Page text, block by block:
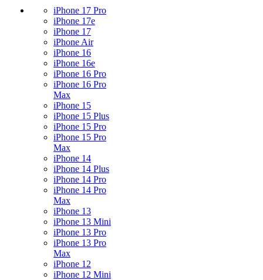
iPhone 17 Pro
iPhone 17e
iPhone 17
iPhone Air
iPhone 16
iPhone 16e
iPhone 16 Pro
iPhone 16 Pro
Max
iPhone 15
iPhone 15 Plus
iPhone 15 Pro
iPhone 15 Pro
Max
iPhone 14
iPhone 14 Plus
iPhone 14 Pro
iPhone 14 Pro
Max
iPhone 13
iPhone 13 Mini
iPhone 13 Pro
iPhone 13 Pro
Max
iPhone 12
iPhone 12 Mini